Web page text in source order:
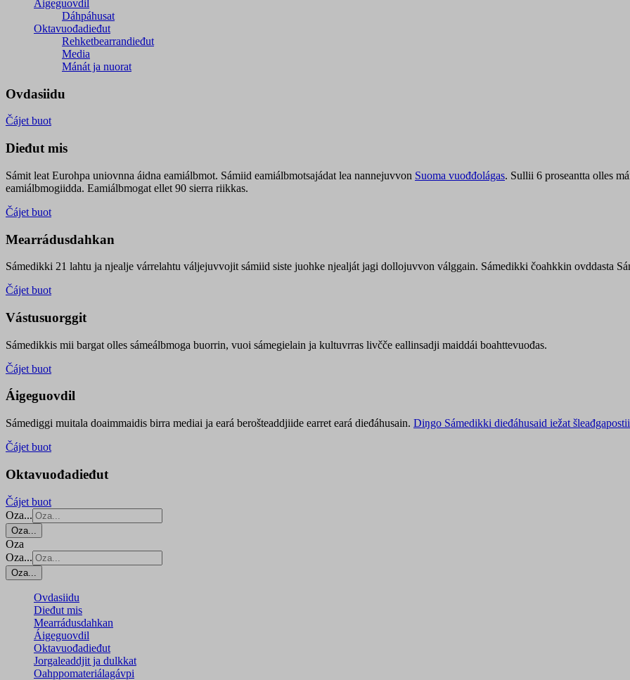
Áigeguovdil
Dáhpáhusat
Oktavuođadieđut
Rehketbearrandieđut
Media
Mánát ja nuorat
Ovdasiidu
Čájet buot
Dieđut mis
Sámit leat Eurohpa uniovnna áidna eamiálbmot. Sámiid eamiálbmotsajádat lea nannejuvvon Suoma vuođđolágas. Sullii 6 proseantta olles
eamiálbmogiidda. Eamiálbmogat ellet 90 sierra riikkas.
Čájet buot
Mearrádusdahkan
Sámedikki 21 lahtu ja njealje várrelahtu váljejuvvojit sámiid siste juohke njealját jagi dollojuvvon válggain. Sámedikki čoahkkin ovddasta
Čájet buot
Vástusuorggit
Sámedikkis mii bargat olles sámeálbmoga buorrin, vuoi sámegielain ja kultuvrras livčče eallinsadji maiddái boahttevuođas.
Čájet buot
Áigeguovdil
Sámediggi muitala doaimmaidis birra mediai ja eará berošteaddjiide earret eará dieđáhusain. Diŋgo Sámedikki dieđáhusaid iežat šleađgapostii
Čájet buot
Oktavuođadieđut
Čájet buot
Oza...
Oza...
Oza
Oza...
Oza...
Ovdasiidu
Dieđut mis
Mearrádusdahkan
Áigeguovdil
Oktavuođadieđut
Jorgaleaddjit ja dulkkat
Oahppomateriálagávpi